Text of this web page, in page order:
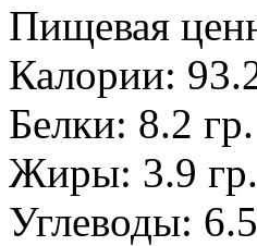
Пищевая
Калории:
Белки: 8.2 гр.
Жиры: 3.9 гр.
Углеводы: